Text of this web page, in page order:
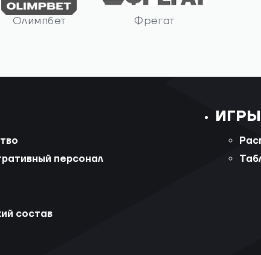
Олимпбет Фрегат
персонал
состав
ИГРЫ